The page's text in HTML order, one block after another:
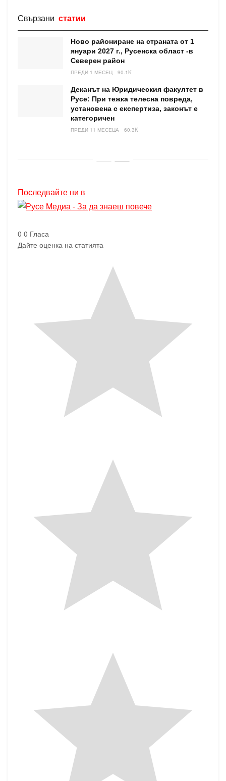
Свързани статии
Ново райониране на страната от 1
януари 2027 г., Русенска област -в
Северен район
ПРЕДИ 1 МЕСЕЦ 90.1K
Деканът на Юридическия факултет в
Русе: При тежка телесна повреда,
установена с експертиза, законът е
категоричен
ПРЕДИ 11 МЕСЕЦА 60.3K
Последвайте ни в
0 0 Гласа
Дайте оценка на статията